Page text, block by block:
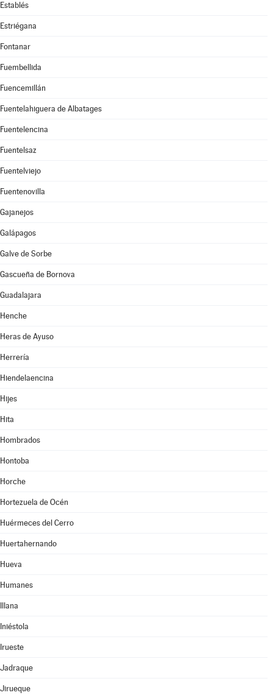
Establés
Estriégana
Fontanar
Fuembellida
Fuencemillán
Fuentelahiguera de Albatages
Fuentelencina
Fuentelsaz
Fuentelviejo
Fuentenovilla
Gajanejos
Galápagos
Galve de Sorbe
Gascueña de Bornova
Guadalajara
Henche
Heras de Ayuso
Herrería
Hiendelaencina
Hijes
Hita
Hombrados
Hontoba
Horche
Hortezuela de Océn
Huérmeces del Cerro
Huertahernando
Hueva
Humanes
Illana
Iniéstola
Irueste
Jadraque
Jirueque